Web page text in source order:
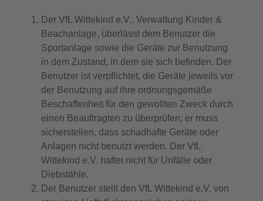
Der VfL Wittekind e.V., Verwaltung Kinder &
Beachanlage, überlässt dem Benutzer die
Sportanlage sowie die Geräte zur Benutzung
in dem Zustand, in dem sie sich befinden. Der
Benutzer ist verpflichtet, die Geräte jeweils vor
der Benutzung auf ihre ordnungsgemäße
Beschaffenheit für den gewollten Zweck durch
einen Beauftragten zu überprüfen; er muss
sicherstellen, dass schadhafte Geräte oder
Anlagen nicht benutzt werden. Der VfL
Wittekind e.V. haftet nicht für Unfälle oder
Diebstähle.
Der Benutzer stellt den VfL Wittekind e.V. von